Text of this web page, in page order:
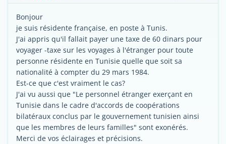
Bonjour
je suis résidente française, en poste à Tunis.
J'ai appris qu'il fallait payer une taxe de 60 dinars pour
voyager -taxe sur les voyages à l'étranger pour toute
personne résidente en Tunisie quelle que soit sa
nationalité à compter du 29 mars 1984.
Est-ce que c'est vraiment le cas?
J'ai vu aussi que "Le personnel étranger exerçant en
Tunisie dans le cadre d'accords de coopérations
bilatéraux conclus par le gouvernement tunisien ainsi
que les membres de leurs familles" sont exonérés.
Merci de vos éclairages et précisions.